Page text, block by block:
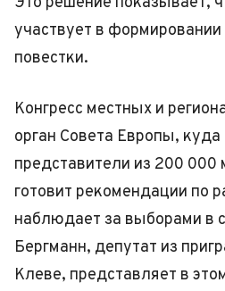
участвует в
повестки.
Конгресс местных и
орган Совета Европы, куда
представители из 200 000
готовит рекомендации по
наблюдает за выборами в
Бергманн, депутат из
Клеве, представляет в